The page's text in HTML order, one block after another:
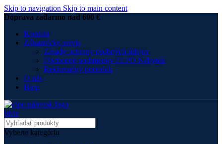
Skip to navigation Skip to main content
Doprava zadarmo nad 600 €
Kontakt
Zákaznícky servis
Zásady ochrany osobných údajov
Obchodné podmienky ELPO Nábytok
Reklamačný poriadok
O nás
Blog
Vyberte kategóriu